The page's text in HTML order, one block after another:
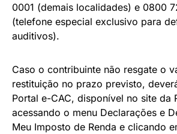
0001 (demais localidades) e 0800
(telefone especial exclusivo para
auditivos).
Caso o contribuinte não resgate o
restituição no prazo previsto,
Portal e-CAC, disponível no site da
acessando o menu Declarações e
Meu Imposto de Renda e clicando